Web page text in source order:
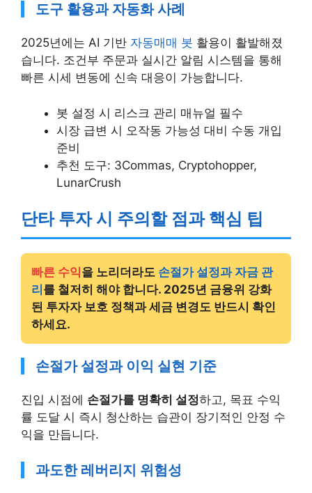
도구 활용과 자동화 사례
2025년에는 AI 기반 자동매매 봇 활용이 활발해졌
습니다. 조건부 주문과 실시간 알림 시스템을 통해
빠른 시세 변동에 신속 대응이 가능합니다.
봇 설정 시 리스크 관리 매뉴얼 필수
시장 급변 시 오작동 가능성 대비 수동 개입
준비
추천 도구: 3Commas, Cryptohopper,
LunarCrush
단타 투자 시 주의할 점과 핵심 팁
빠른 수익을 노리더라도 손절가 설정과 자금 관
리 를 철저히 해야 합니다. 2025년 금융위 강화
된 투자자 보호 정책과 세금 변경도 반드시 확인
하세요.
손절가 설정과 이익 실현 기준
진입 시점에 손절가를 명확히 설정하고, 목표 수익
률 도달 시 즉시 청산하는 습관이 장기적인 안정 수
익을 만듭니다.
과도한 레버리지 위험성